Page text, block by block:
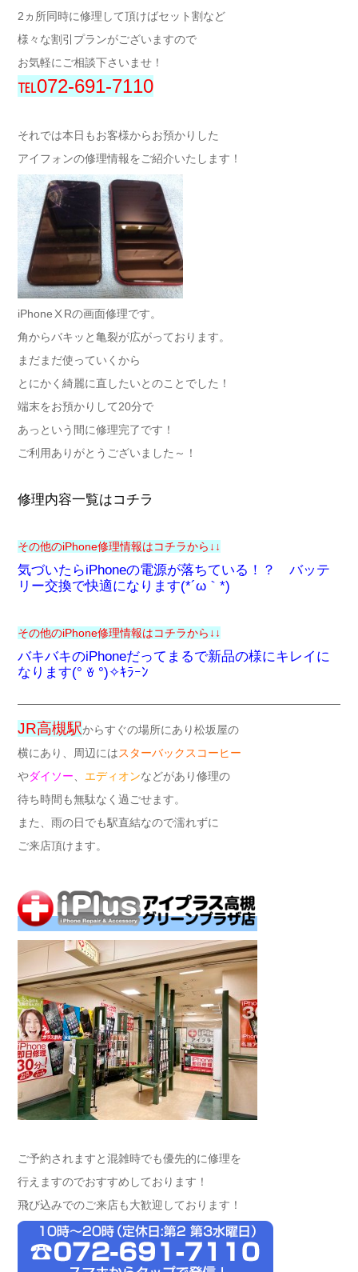
2ヵ所同時に修理して頂けばセット割など
様々な割引プランがございますので
お気軽にご相談下さいませ！
℡072-691-7110
それでは本日もお客様からお預かりした
アイフォンの修理情報をご紹介いたします！
iPhoneⅩRの画面修理です。
角からバキッと亀裂が広がっております。
まだまだ使っていくから
とにかく綺麗に直したいとのことでした！
端末をお預かりして20分で
あっという間に修理完了です！
ご利用ありがとうございました～！
修理内容一覧はコチラ
その他のiPhone修理情報はコチラから↓↓
気づいたらiPhoneの電源が落ちている！？ バッテ
リー交換で快適になります(*´ω｀*)
その他のiPhone修理情報はコチラから↓↓
バキバキのiPhoneだってまるで新品の様にキレイに
なります(° ꈊ °)✧ｷﾗｰﾝ
JR高槻駅からすぐの場所にあり松坂屋の
横にあり、周辺にはスターバックスコーヒー
やダイソー、 エディオンなどがあり修理の
待ち時間も無駄なく過ごせます。
また、雨の日でも駅直結なので濡れずに
ご来店頂けます。
ご予約されますと混雑時でも優先的に修理を
行えますのでおすすめしております！
飛び込みでのご来店も大歓迎しております！